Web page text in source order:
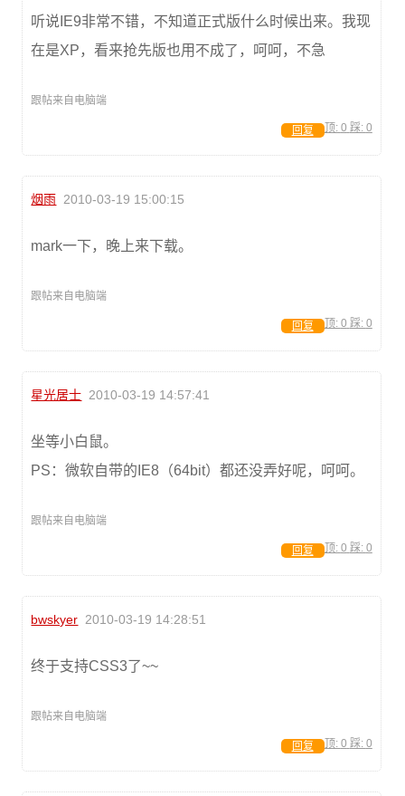
听说IE9非常不错，不知道正式版什么时候出来。我现
在是XP，看来抢先版也用不成了，呵呵，不急
跟帖来自电脑端
顶: 0 踩: 0
回复
烟雨 2010-03-19 15:00:15
mark一下，晚上来下载。
跟帖来自电脑端
顶: 0 踩: 0
回复
星光居士 2010-03-19 14:57:41
坐等小白鼠。
PS：微软自带的IE8（64bit）都还没弄好呢，呵呵。
跟帖来自电脑端
顶: 0 踩: 0
回复
bwskyer 2010-03-19 14:28:51
终于支持CSS3了~~
跟帖来自电脑端
顶: 0 踩: 0
回复